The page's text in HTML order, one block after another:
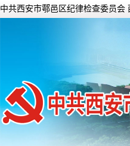
中共西安市鄠邑区纪律检查委员会